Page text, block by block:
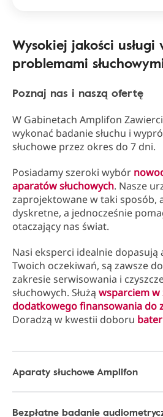
Wysokiej jakości
problemami
Poznaj nas i naszą ofertę
W Gabinetach Amplifon
wykonać badanie słuchu i
słuchowe przez okres do 7 dni.
Posiadamy szeroki wybór
aparatów słuchowych. Nasze
zaprojektowane w taki sposób,
dyskretne, a jednocześnie
otaczający nas świat.
Nasi eksperci idealnie
Twoich oczekiwań, są zawsze
zakresie serwisowania i
słuchowych. Służą wsparciem w
dodatkowego finansowania do
Doradzą w kwestii doboru
Aparaty słuchowe Amplifon
Bezpłatne badanie